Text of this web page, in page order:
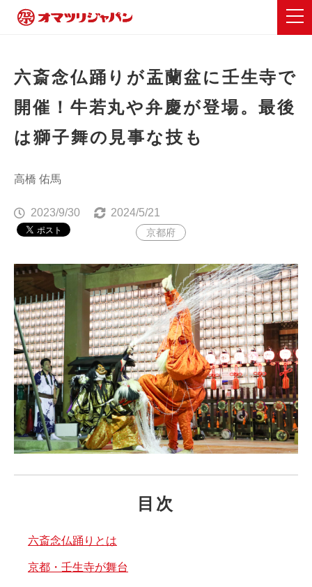
六斎念仏踊りが盂蘭盆に壬生寺で
開催！牛若丸や弁慶が登場。最後
は獅子舞の見事な技も
高橋 佑馬
2023/9/30 2024/5/21
京都府
目次
六斎念仏踊りとは
京都・壬生寺が舞台